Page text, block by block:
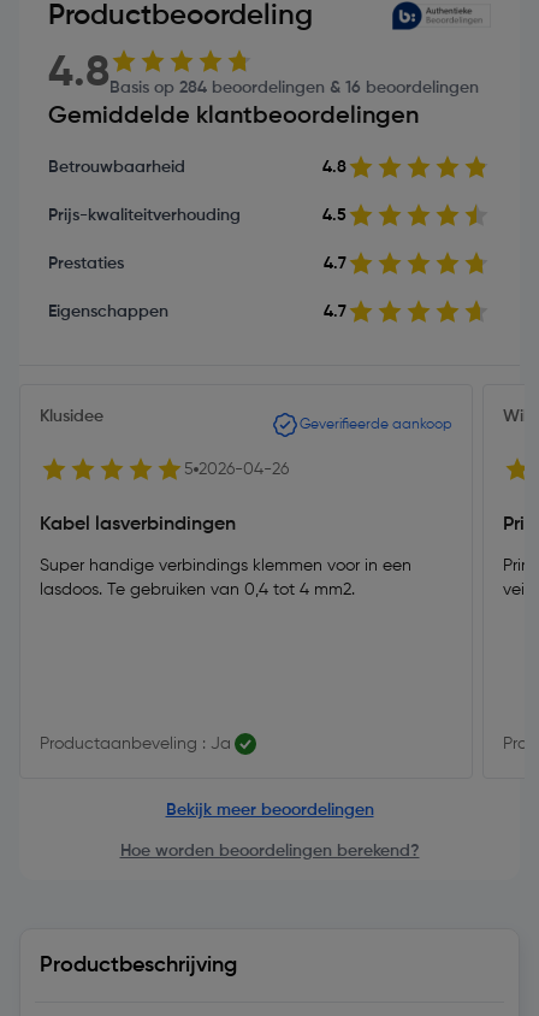
Productbeoordeling
4.8 Basis op 284 beoordelingen & 16 beoordelingen
Gemiddelde klantbeoordelingen
Betrouwbaarheid 4.8
Prijs-kwaliteitverhouding 4.5
Prestaties 4.7
Eigenschappen 4.7
Klusidee Geverifieerde aankoop
5 2026-04-26
Kabel lasverbindingen
Super handige verbindings klemmen voor in een
lasdoos. Te gebruiken van 0,4 tot 4 mm2.
Productaanbeveling : Ja
Prima
Bekijk meer beoordelingen
Hoe worden beoordelingen berekend?
Productbeschrijving